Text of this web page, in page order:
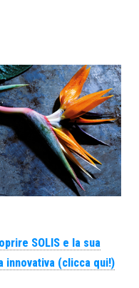
SOLIS e la sua
innovativa (clicca qui!)